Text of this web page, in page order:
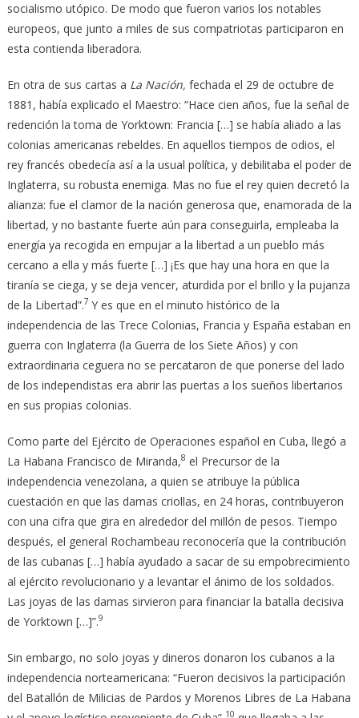
socialismo utópico. De modo que fueron varios los notables
europeos, que junto a miles de sus compatriotas participaron en
esta contienda liberadora.
En otra de sus cartas a La Nación, fechada el 29 de octubre de
1881, había explicado el Maestro: “Hace cien años, fue la señal de
redención la toma de Yorktown: Francia […] se había aliado a las
colonias americanas rebeldes. En aquellos tiempos de odios, el
rey francés obedecía así a la usual política, y debilitaba el poder de
Inglaterra, su robusta enemiga. Mas no fue el rey quien decretó la
alianza: fue el clamor de la nación generosa que, enamorada de la
libertad, y no bastante fuerte aún para conseguirla, empleaba la
energía ya recogida en empujar a la libertad a un pueblo más
cercano a ella y más fuerte […] ¡Es que hay una hora en que la
tiranía se ciega, y se deja vencer, aturdida por el brillo y la pujanza
de la Libertad”.7 Y es que en el minuto histórico de la
independencia de las Trece Colonias, Francia y España estaban en
guerra con Inglaterra (la Guerra de los Siete Años) y con
extraordinaria ceguera no se percataron de que ponerse del lado
de los independistas era abrir las puertas a los sueños libertarios
en sus propias colonias.
Como parte del Ejército de Operaciones español en Cuba, llegó a
La Habana Francisco de Miranda,8 el Precursor de la
independencia venezolana, a quien se atribuye la pública
cuestación en que las damas criollas, en 24 horas, contribuyeron
con una cifra que gira en alrededor del millón de pesos. Tiempo
después, el general Rochambeau reconocería que la contribución
de las cubanas […] había ayudado a sacar de su empobrecimiento
al ejército revolucionario y a levantar el ánimo de los soldados.
Las joyas de las damas sirvieron para financiar la batalla decisiva
de Yorktown […]”.9
Sin embargo, no solo joyas y dineros donaron los cubanos a la
independencia norteamericana: “Fueron decisivos la participación
del Batallón de Milicias de Pardos y Morenos Libres de La Habana
10